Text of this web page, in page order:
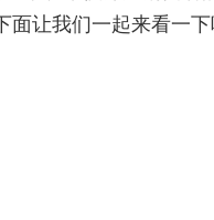
面让我们一起来看一